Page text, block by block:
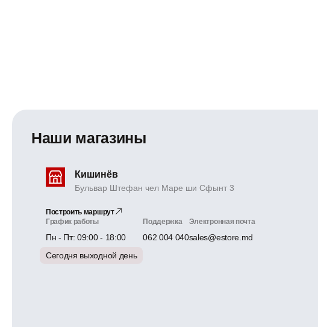
Наши магазины
Кишинёв
Бульвар Штефан чел Маре ши Сфынт 3
Построить маршрут
График работы
Пн - Пт: 09:00 - 18:00
Сегодня выходной день
Поддержка
062 004 040
Электронная почта
sales@estore.md